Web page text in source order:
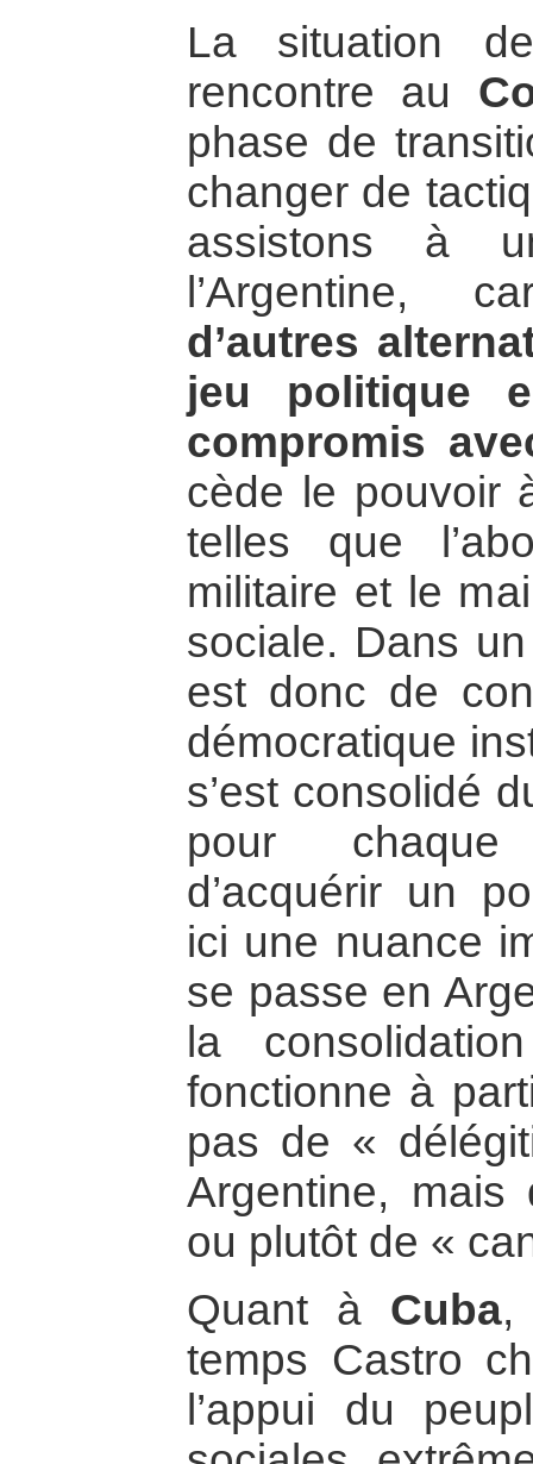
La situation
rencontre au
phase de
changer de
assistons à
l’Argentine,
d’autres
jeu politique
compromis
cède le pouvoir
telles que
militaire et le
sociale. Dans
est donc de
démocratique
s’est consolidé
pour
d’acquérir un
ici une nuance
se passe en
la
fonctionne à
pas de «
Argentine,
ou plutôt de «
Quant à Cuba,
temps Castro
l’appui du